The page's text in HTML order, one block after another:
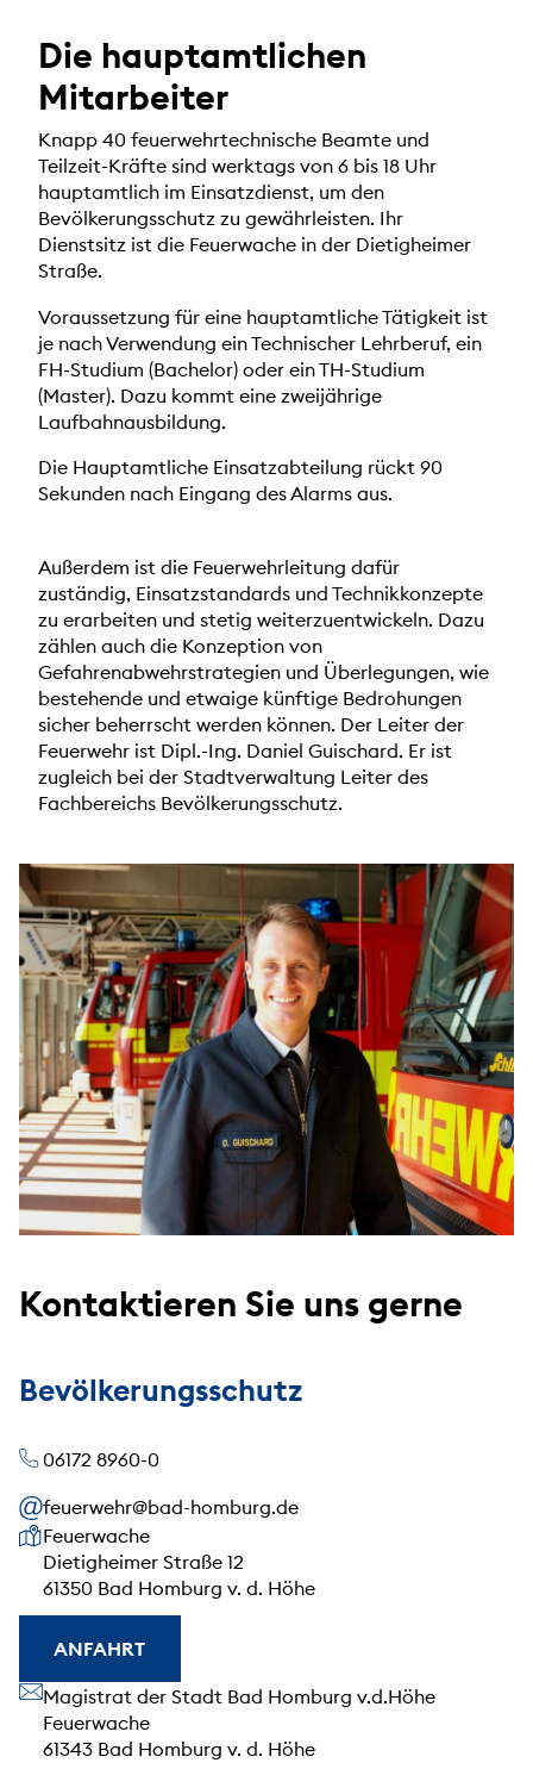
Die hauptamtlichen
Mitarbeiter
Knapp 40 feuerwehrtechnische Beamte und
Teilzeit-Kräfte sind werktags von 6 bis 18 Uhr
hauptamtlich im Einsatzdienst, um den
Bevölkerungsschutz zu gewährleisten. Ihr
Dienstsitz ist die Feuerwache in der Dietigheimer
Straße.
Voraussetzung für eine hauptamtliche Tätigkeit ist
je nach Verwendung ein Technischer Lehrberuf, ein
FH-Studium (Bachelor) oder ein TH-Studium
(Master). Dazu kommt eine zweijährige
Laufbahnausbildung.
Die Hauptamtliche Einsatzabteilung rückt 90
Sekunden nach Eingang des Alarms aus.
Außerdem ist die Feuerwehrleitung dafür
zuständig, Einsatzstandards und Technikkonzepte
zu erarbeiten und stetig weiterzuentwickeln. Dazu
zählen auch die Konzeption von
Gefahrenabwehrstrategien und Überlegungen, wie
bestehende und etwaige künftige Bedrohungen
sicher beherrscht werden können. Der Leiter der
Feuerwehr ist Dipl.-Ing. Daniel Guischard. Er ist
zugleich bei der Stadtverwaltung Leiter des
Fachbereichs Bevölkerungsschutz.
Kontaktieren Sie uns gerne
Bevölkerungsschutz
06172 8960-0
feuerwehr@bad-homburg.de
Unsere Anschrift
Feuerwache
Dietigheimer Straße 12
61350 Bad Homburg v. d. Höhe
ANFAHRT
Unsere Anschrift
Magistrat der Stadt Bad Homburg v.d.Höhe
Feuerwache
61343 Bad Homburg v. d. Höhe